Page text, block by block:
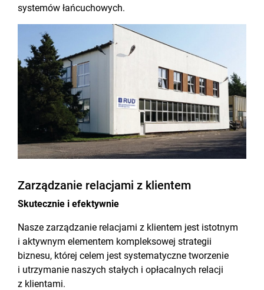
systemów łańcuchowych.
Zarządzanie relacjami z klientem
Skutecznie i efektywnie
Nasze zarządzanie relacjami z klientem jest istotnym
i aktywnym elementem kompleksowej strategii
biznesu, której celem jest systematyczne tworzenie
i utrzymanie naszych stałych i opłacalnych relacji
z klientami.